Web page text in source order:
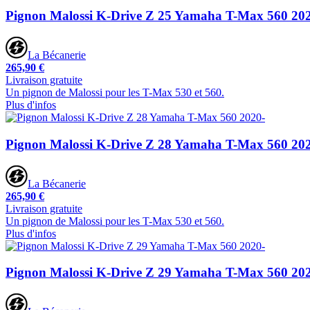
Pignon Malossi K-Drive Z 25 Yamaha T-Max 560
La Bécanerie
265,90 €
Livraison gratuite
Un pignon de Malossi pour les T-Max 530 et 560.
Plus d'infos
Pignon Malossi K-Drive Z 28 Yamaha T-Max 560
La Bécanerie
265,90 €
Livraison gratuite
Un pignon de Malossi pour les T-Max 530 et 560.
Plus d'infos
Pignon Malossi K-Drive Z 29 Yamaha T-Max 560